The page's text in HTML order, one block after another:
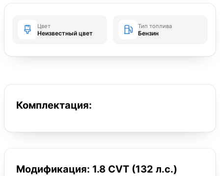
Цвет
Неизвестный цвет
Тип топлива
Бензин
Комплектация:
Модификация: 1.8 CVT (132 л.с.)